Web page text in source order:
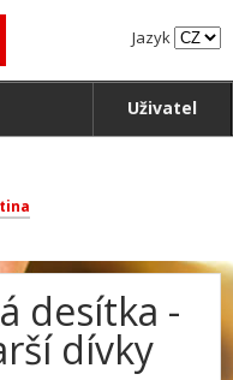
Jazyk
Uživatel
desítka -
dívky